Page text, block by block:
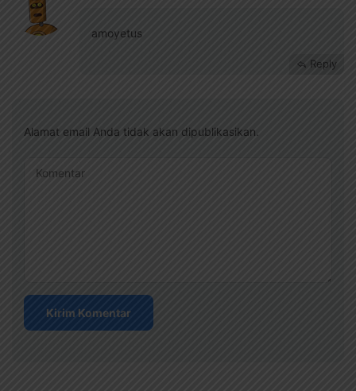
amoyetus
Reply
Alamat email Anda tidak akan dipublikasikan.
Komentar